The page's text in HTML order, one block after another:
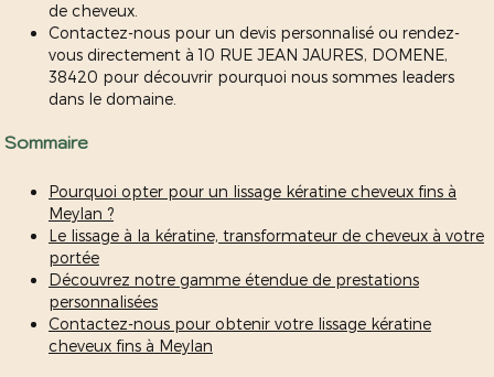
de cheveux.
Contactez-nous pour un devis personnalisé ou rendez-
vous directement à 10 RUE JEAN JAURES, DOMENE,
38420 pour découvrir pourquoi nous sommes leaders
dans le domaine.
Sommaire
Pourquoi opter pour un lissage kératine cheveux fins à
Meylan ?
Le lissage à la kératine, transformateur de cheveux à votre
portée
Découvrez notre gamme étendue de prestations
personnalisées
Contactez-nous pour obtenir votre lissage kératine
cheveux fins à Meylan